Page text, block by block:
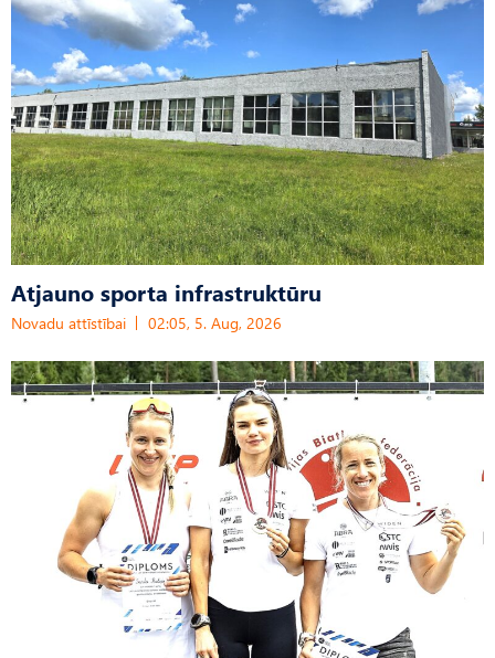
Atjauno sporta infrastruktūru
Novadu attīstībai 02:05, 5. Aug, 2026